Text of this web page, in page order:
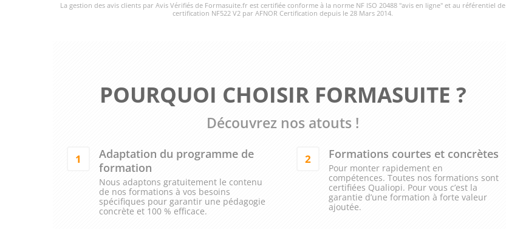
La gestion des avis clients par Avis Vérifiés de Formasuite.fr est certifiée conforme à la norme NF ISO 20488 "avis en ligne" et au référentiel de
certification NF522 V2 par AFNOR Certification depuis le 28 Mars 2014.
POURQUOI CHOISIR FORMASUITE ?
Découvrez nos atouts !
1
Adaptation du programme de
formation
Nous adaptons gratuitement le contenu
de nos formations à vos besoins
spécifiques pour garantir une pédagogie
concrète et 100 % efficace.
2 Formations courtes et concrètes
Pour monter rapidement en
compétences. Toutes nos formations sont
certifiées Qualiopi. Pour vous c’est la
garantie d’une formation à forte valeur
ajoutée.